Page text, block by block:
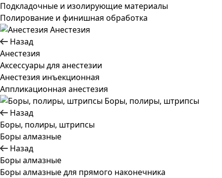
Подкладочные и изолирующие материалы
Полирование и финишная обработка
Анестезия
Назад
Анестезия
Аксессуары для анестезии
Анестезия инъекционная
Аппликационная анестезия
Боры, полиры, штрипсы
Назад
Боры, полиры, штрипсы
Боры алмазные
Назад
Боры алмазные
Боры алмазные для прямого наконечника